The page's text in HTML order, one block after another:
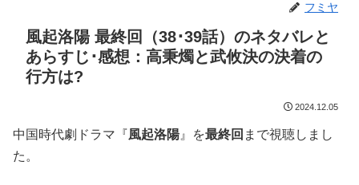
フミヤ
風起洛陽 最終回（38･39話）のネタバレと
あらすじ･感想：高秉燭と武攸決の決着の
行方は?
2024.12.05
中国時代劇ドラマ『風起洛陽』を最終回 まで視聴しまし
た。